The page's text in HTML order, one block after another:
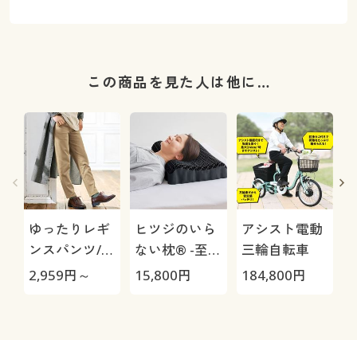
この商品を見た人は他に…
ゆったりレギ
ンスパンツ/細
見えが叶うら
2,959円～
ヒツジのいら
ない枕® -至
極-
15,800円
アシスト電動
三輪自転車
184,800円